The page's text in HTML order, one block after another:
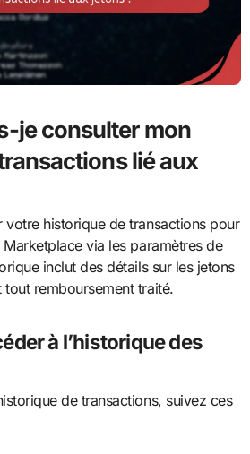
je consulter mon
lié aux
votre historique de transactions pour
via les paramètres de
inclut des détails sur les jetons
tout remboursement traité.
à l’historique des
de transactions, suivez ces